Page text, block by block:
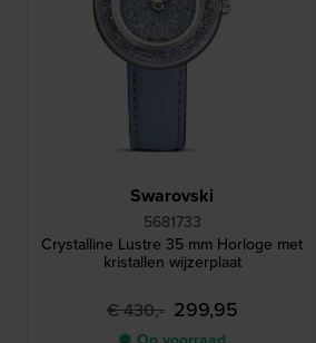
Swarovski
5681733
Crystalline Lustre 35 mm Horloge met
kristallen wijzerplaat
€ 430,- 299,95